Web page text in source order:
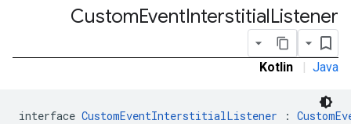
CustomEventInterstitialListener
Kotlin | Java
interface CustomEventInterstitialListener :